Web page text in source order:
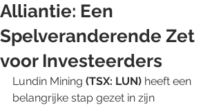
Alliantie: Een
Spelveranderende Zet
voor Investeerders
Lundin Mining (TSX: LUN) heeft een
belangrijke stap gezet in zijn